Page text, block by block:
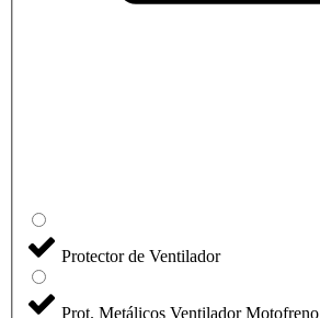
Protector de Ventilador
Prot. Metálicos Ventilador Motofreno